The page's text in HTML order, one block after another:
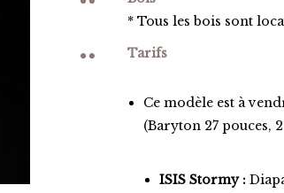
* Tous les bois sont
Tarifs
Ce modèle est à
(Baryton 27 pouces,
ISIS Stormy :